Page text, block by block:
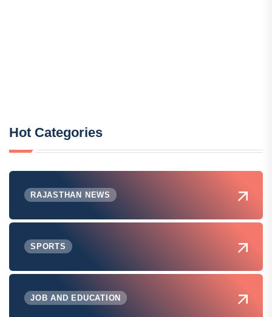
Hot Categories
RAJASTHAN NEWS
SPORTS
JOB AND EDUCATION